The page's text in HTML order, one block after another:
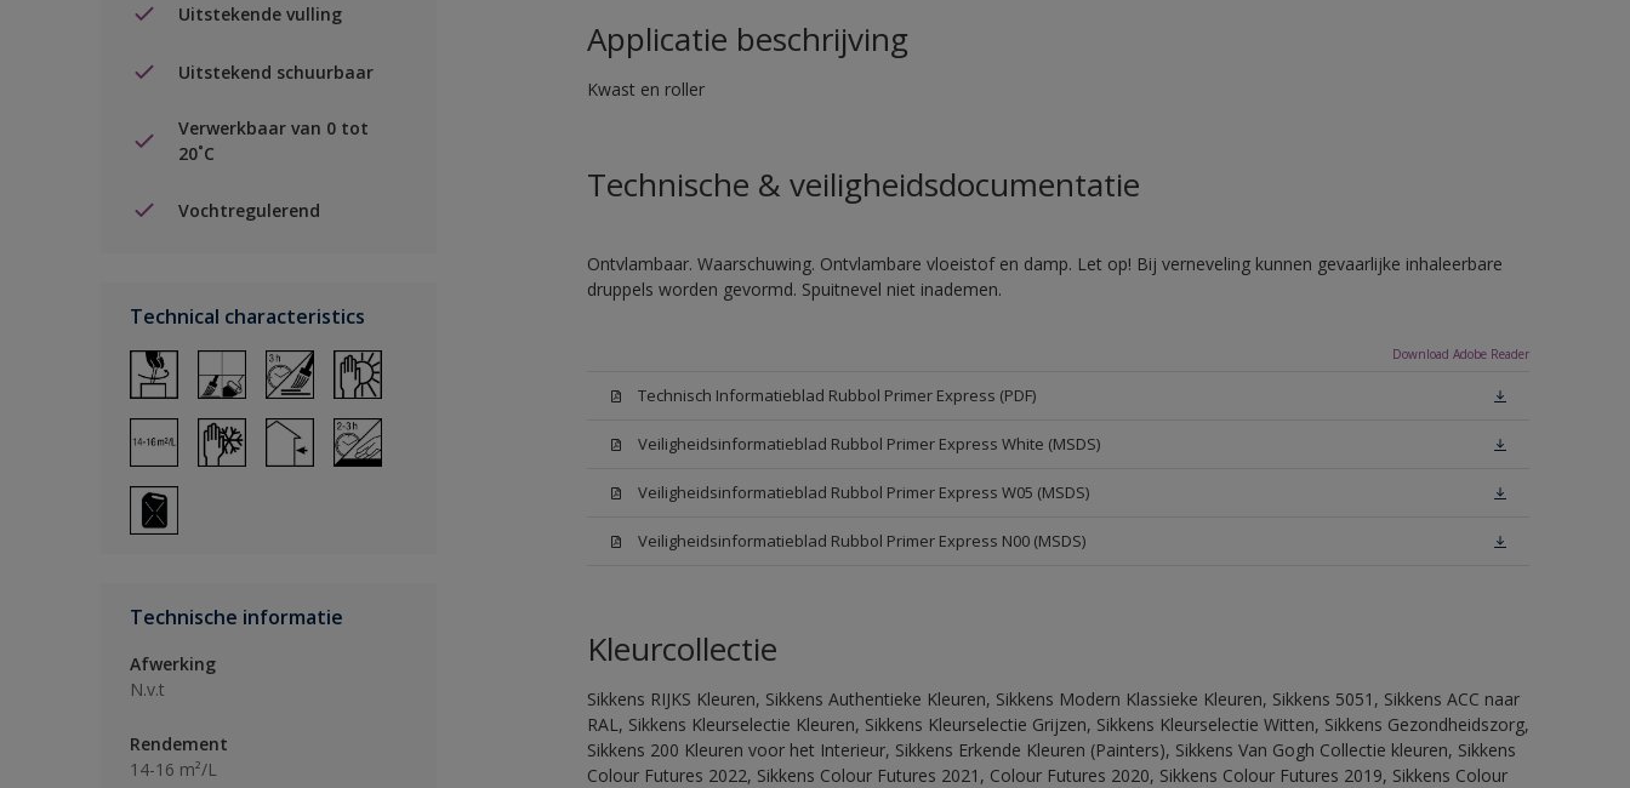
Uitstekende vulling
Uitstekend schuurbaar
Verwerkbaar van 0 tot
20˚C
Vochtregulerend
Technical characteristics
Technische informatie
Afwerking
N.v.t
Rendement
14-16 m²/L
Applicatie beschrijving
Kwast en roller
Technische & veiligheidsdocumentatie
Ontvlambaar. Waarschuwing. Ontvlambare vloeistof en damp. Let op! Bij verneveling kunnen gevaarlijke inhaleerbare
druppels worden gevormd. Spuitnevel niet inademen.
Download Adobe Reader
Technisch Informatieblad Rubbol Primer Express (PDF)
Veiligheidsinformatieblad Rubbol Primer Express White (MSDS)
Veiligheidsinformatieblad Rubbol Primer Express W05 (MSDS)
Veiligheidsinformatieblad Rubbol Primer Express N00 (MSDS)
Kleurcollectie
Sikkens RIJKS Kleuren, Sikkens Authentieke Kleuren, Sikkens Modern Klassieke Kleuren, Sikkens 5051, Sikkens ACC naar
RAL, Sikkens Kleurselectie Kleuren, Sikkens Kleurselectie Grijzen, Sikkens Kleurselectie Witten, Sikkens Gezondheidszorg,
Sikkens 200 Kleuren voor het Interieur, Sikkens Erkende Kleuren (Painters), Sikkens Van Gogh Collectie kleuren, Sikkens
Colour Futures 2022, Sikkens Colour Futures 2021, Colour Futures 2020, Sikkens Colour Futures 2019, Sikkens Colour